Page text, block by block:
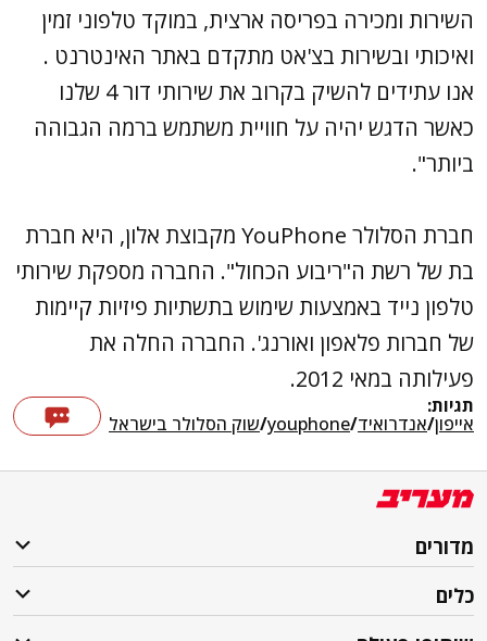
השירות ומכירה בפריסה ארצית, במוקד טלפוני זמין
ואיכותי ובשירות בצ'אט מתקדם באתר האינטרנט .
אנו עתידים להשיק בקרוב את שירותי דור 4 שלנו
כאשר הדגש יהיה על חוויית משתמש ברמה הגבוהה
ביותר".
חברת הסלולר YouPhone מקבוצת אלון, היא חברת
בת של רשת ה"ריבוע הכחול". החברה מספקת שירותי
טלפון נייד באמצעות שימוש בתשתיות פיזיות קיימות
של חברות פלאפון ואורנג'. החברה החלה את
פעילותה במאי 2012.
תגיות:
אייפון/אנדרואיד/
youphone
/שוק הסלולר בישראל
מדורים
כלים